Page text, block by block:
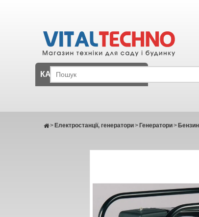
КАТАЛОГ
Електростанції, генератори
> Генератори
> >